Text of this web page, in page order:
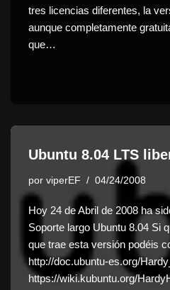
tres licencias diferentes, la
aunque completamente
que…
Ubuntu 8.04 LTS
por viperEF 04/24/2008
Hoy 24 de Abril de 2008 ha
Soporte largo Ubuntu 8.04 Si
que trae esta versión podéis
http://doc.ubuntu-es.org/
https://wiki.kubuntu.org/